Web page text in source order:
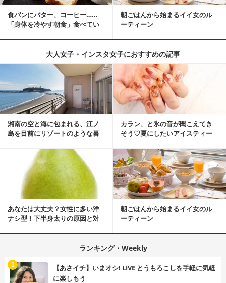
食パンにバター、コーヒー……
「身体を冷やす朝食」食べてい
朝ごはんから始まるイイ女のル
ーティーン
大人女子・インスタ女子におすすめの記事
湘南の空と海に包まれる、江ノ
島を目前にリゾートのような暮
カラン、と氷の音が聞こえてき
そう♡夏にしたいアイスティー
あなたは大丈夫？女性に多い洋
ナシ型！下半身太りの原因と対
朝ごはんから始まるイイ女のル
ーティーン
ランキング・Weekly
【あさイチ】いまオシ! LIVE とうもろこしを手軽に気軽
に楽しもう
1